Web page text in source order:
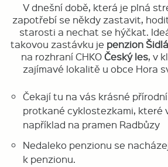
V dnešní době, která je plná
zapotřebí se někdy zastavit,
starosti a nechat se hýčkat.
takovou zastávku je penzion
na rozhraní CHKOČeský les, v
zajímavé lokalitě u obce Hora
Čekají tu na vás krásné
protkané cyklostezkami, které
například na pramen Radbůzy
Nedaleko penzionu se
k penzionu.